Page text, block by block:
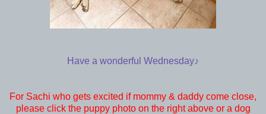
Have a wonderful Wednesday♪
For Sachi who gets excited if mommy & daddy come close,
please click the puppy photo on the right above or a dog